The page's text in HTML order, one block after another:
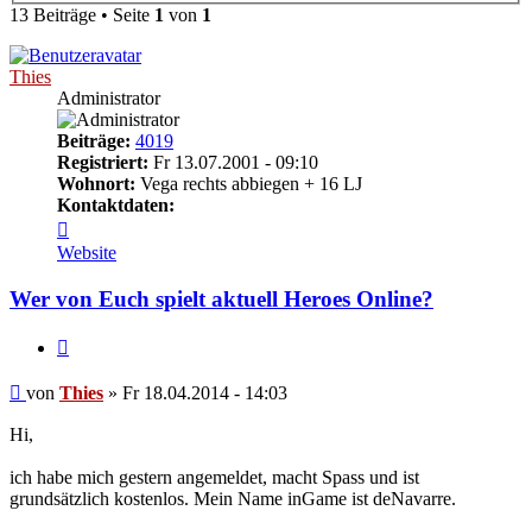
13 Beiträge • Seite 1 von 1
Thies
Administrator
Beiträge: 4019
Registriert: Fr 13.07.2001 - 09:10
Wohnort: Vega rechts abbiegen + 16 LJ
Kontaktdaten:
von
Thies
Website
Wer von Euch spielt aktuell Heroes Online?
Beitrag
von Thies » Fr 18.04.2014 - 14:03
Hi,
ich habe mich gestern angemeldet, macht Spass und ist
grundsätzlich kostenlos. Mein Name inGame ist deNavarre.